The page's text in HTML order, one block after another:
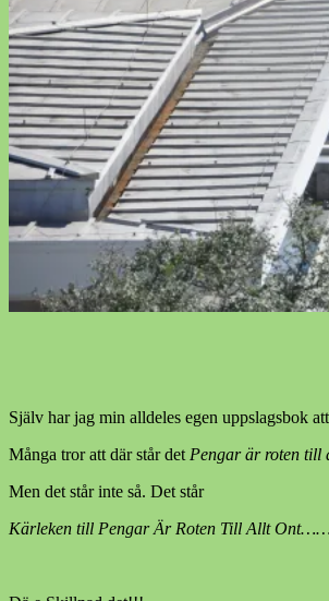
Själv har jag min alldeles egen uppslagsbok
Många tror att där står det Pengar är roten till
Men det står inte så. Det står
Kärleken till Pengar Är Roten Till Allt